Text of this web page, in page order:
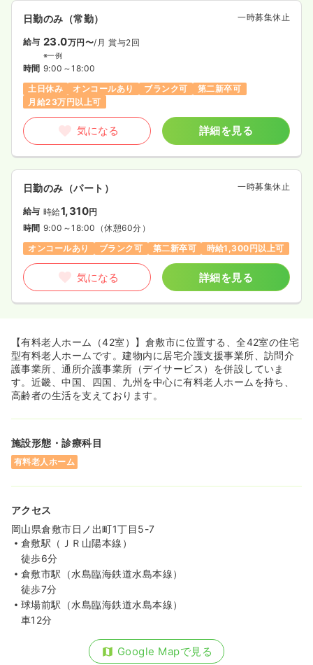
日勤のみ（常勤） 一時募集休止
給与 23.0万円〜/月 賞与2回
※一例
時間 9:00～18:00
土日休み
オンコールあり ブランク可
第二新卒可
月給23万円以上可
気になる 詳細を見る
日勤のみ（パート） 一時募集休止
給与 時給1,310円
時間 9:00～18:00 （休憩60分）
オンコールあり
ブランク可 第二新卒可 時給1,300円以上可
気になる 詳細を見る
【有料老人ホーム（42室）】倉敷市に位置する、全42室の住宅
型有料老人ホームです。建物内に居宅介護支援事業所、訪問介
護事業所、通所介護事業所（デイサービス）を併設していま
す。近畿、中国、四国、九州を中心に有料老人ホームを持ち、
高齢者の生活を支えております。
施設形態・診療科目
有料老人ホーム
アクセス
岡山県倉敷市日ノ出町1丁目5-7
倉敷駅（ＪＲ山陽本線）
徒歩6分
倉敷市駅（水島臨海鉄道水島本線）
徒歩7分
球場前駅（水島臨海鉄道水島本線）
車12分
Google Mapで見る